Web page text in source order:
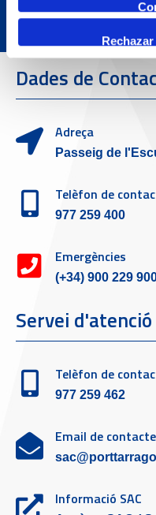
Dades de
Adreça
Passeig de
Telèfon de
977 259 400
Emergències
(+34) 900 229
Servei
Telèfon de
977 259 462
Email de contacte
Informació SAC